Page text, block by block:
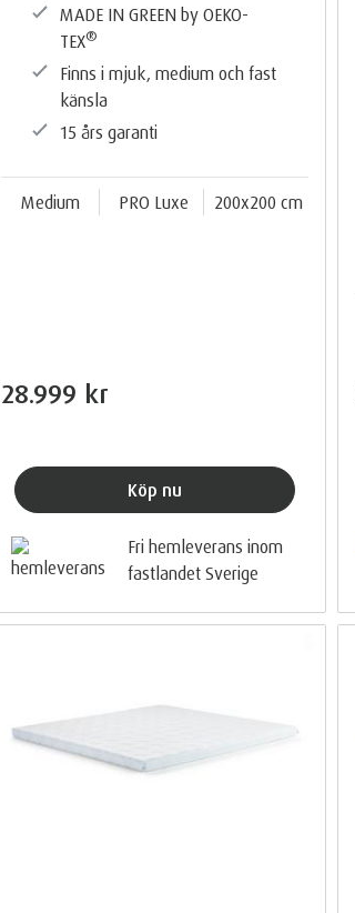
MADE IN GREEN by OEKO-
TEX®️
Finns i mjuk, medium och fast
känsla
15 års garanti
Medium PRO Luxe 200x200 cm
28.999 kr
Köp nu
Fri hemleverans inom
fastlandet Sverige